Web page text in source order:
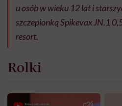
u osób w wieku 12 lat i
szczepionką Spikevax JN.1
resort.
Rolki